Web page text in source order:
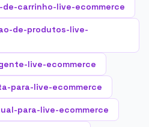
carrinho-live-ecommerce
de-produtos-live-
live-ecommerce
para-live-ecommerce
para-live-ecommerce